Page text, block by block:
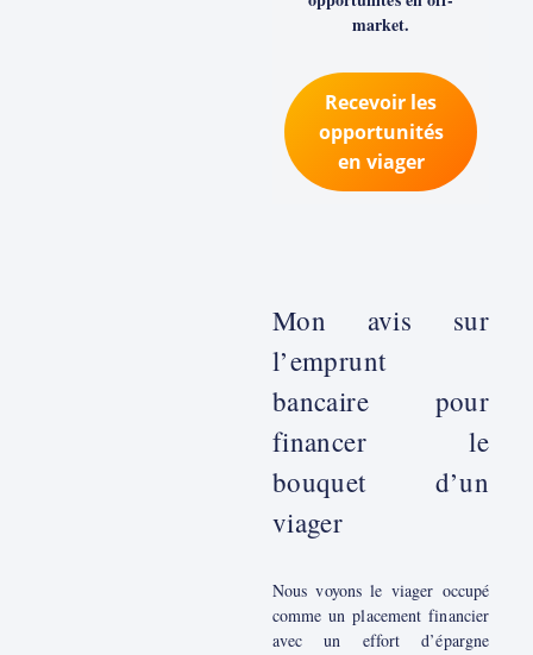
market.
Recevoir les
opportunités
en viager
Mon avis sur
l’emprunt
bancaire pour
financer le
bouquet d’un
viager
Nous voyons le viager occupé
comme un placement financier
avec un effort d’épargne